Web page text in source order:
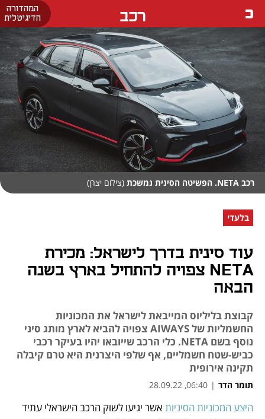
המהדורה
הדיגיטלית
רכב
רכב NETA. הפשיטה הסינית נמשכת (צילום יצרן)
בלעדי
עוד סינית בדרך לישראל: מכירת
NETA צפויה להתחיל בארץ בשנה
הבאה
קבוצת בליליוס המייבאת לישראל את המכוניות
החשמליות של AIWAYS צפויה להביא לארץ מותג סיני
נוסף בשם NETA. כלי הרכב שייובאו יהיו בעיקר רכבי
כביש-שטח חשמליים, אף שלפי היצרנית היא טרם קיבלה
תקינה אירופית
תומר הדר |
06:40, 28.09.22
היצע המכוניות הסיניות